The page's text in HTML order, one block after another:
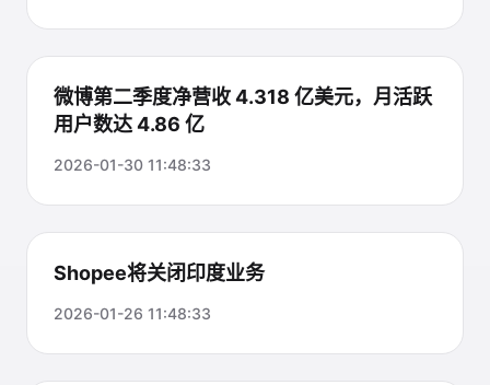
微博第二季度净营收 4.318 亿美元，月活跃
用户数达 4.86 亿
2026-01-30 11:48:33
Shopee将关闭印度业务
2026-01-26 11:48:33